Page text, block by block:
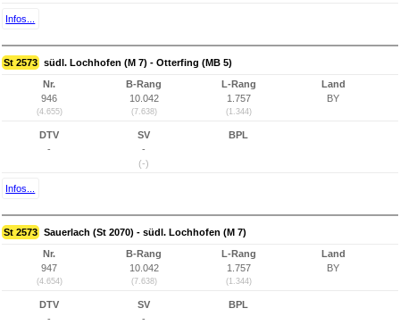
Infos...
St 2573 südl. Lochhofen (M 7) - Otterfing (MB 5)
Nr.
946
(4.655)
B-Rang
10.042
(7.638)
L-Rang
1.757
(1.344)
Land
BY
DTV
-
SV
-
(-)
BPL
Infos...
St 2573 Sauerlach (St 2070) - südl. Lochhofen (M 7)
Nr.
947
(4.654)
B-Rang
10.042
(7.638)
L-Rang
1.757
(1.344)
Land
BY
DTV
-
SV
-
BPL